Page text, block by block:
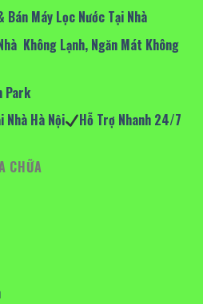
Bán Máy Lọc Nước Tại Nhà
Không Lạnh, Ngăn Mát Không
Park
Nhà Hà Nội
Hỗ Trợ Nhanh 24/7
CHỮA